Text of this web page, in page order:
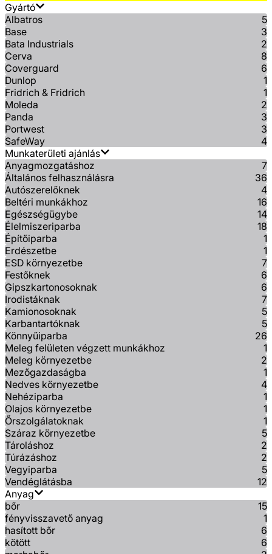
Gyártó
Albatros
5
Base
3
Bata Industrials
2
Cerva
8
Coverguard
6
Dunlop
1
Fridrich & Fridrich
1
Moleda
2
Panda
3
Portwest
3
SafeWay
4
Munkaterületi ajánlás
Anyagmozgatáshoz
7
Általános felhasználásra
36
Autószerelőknek
4
Beltéri munkákhoz
16
Egészségügybe
14
Élelmiszeriparba
18
Építőiparba
1
Erdészetbe
1
ESD környezetbe
7
Festőknek
6
Gipszkartonosoknak
6
Irodistáknak
7
Kamionosoknak
5
Karbantartóknak
5
Könnyűiparba
26
Meleg felületen végzett munkákhoz
1
Meleg környezetbe
2
Mezőgazdaságba
1
Nedves környezetbe
4
Nehéziparba
1
Olajos környezetbe
1
Őrszolgálatoknak
1
Száraz környezetbe
5
Tároláshoz
2
Túrázáshoz
2
Vegyiparba
5
Vendéglátásba
12
Anyag
bőr
15
fényvisszavető anyag
1
hasított bőr
6
kötött
6